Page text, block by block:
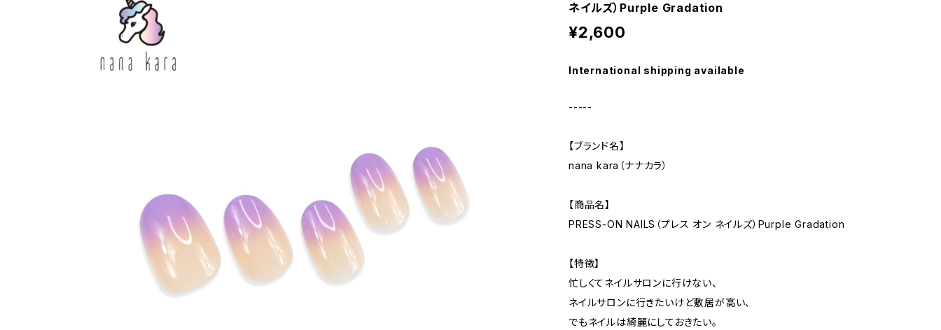
ネイルズ）Purple Gradation
¥2,600
International shipping available
-----
【ブランド名】
nana kara（ナナカラ）
【商品名】
PRESS-ON NAILS（プレス オン ネイルズ）Purple Gradation
【特徴】
忙しくてネイルサロンに行けない、
ネイルサロンに行きたいけど敷居が高い、
でもネイルは綺麗にしておきたい。